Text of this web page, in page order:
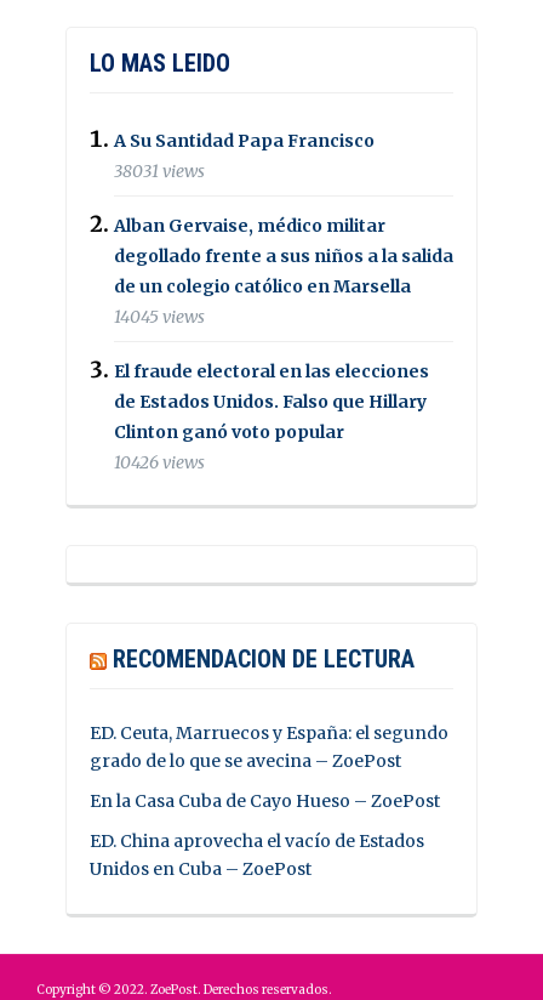
LO MAS LEIDO
A Su Santidad Papa Francisco
38031 views
Alban Gervaise, médico militar
degollado frente a sus niños a la salida
de un colegio católico en Marsella
14045 views
El fraude electoral en las elecciones
de Estados Unidos. Falso que Hillary
Clinton ganó voto popular
10426 views
RECOMENDACION DE LECTURA
ED. Ceuta, Marruecos y España: el segundo
grado de lo que se avecina – ZoePost
En la Casa Cuba de Cayo Hueso – ZoePost
ED. China aprovecha el vacío de Estados
Unidos en Cuba – ZoePost
Copyright © 2022. ZoePost. Derechos reservados.